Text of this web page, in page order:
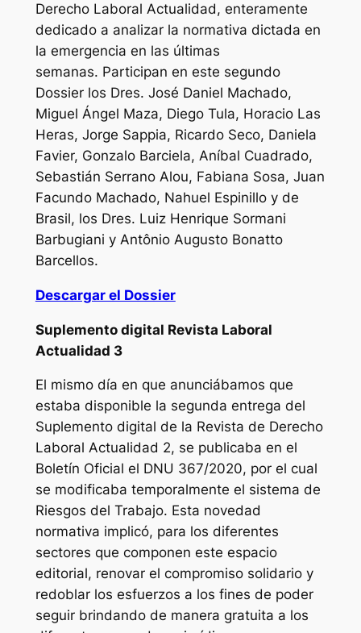
Derecho Laboral Actualidad, enteramente
dedicado a analizar la normativa dictada en
la emergencia en las últimas
semanas. Participan en este segundo
Dossier los Dres. José Daniel Machado,
Miguel Ángel Maza, Diego Tula, Horacio Las
Heras, Jorge Sappia, Ricardo Seco, Daniela
Favier, Gonzalo Barciela, Aníbal Cuadrado,
Sebastián Serrano Alou, Fabiana Sosa, Juan
Facundo Machado, Nahuel Espinillo y de
Brasil, los Dres. Luiz Henrique Sormani
Barbugiani y Antônio Augusto Bonatto
Barcellos.
Descargar el Dossier
Suplemento digital Revista Laboral
Actualidad 3
El mismo día en que anunciábamos que
estaba disponible la segunda entrega del
Suplemento digital de la Revista de Derecho
Laboral Actualidad 2, se publicaba en el
Boletín Oficial el DNU 367/2020, por el cual
se modificaba temporalmente el sistema de
Riesgos del Trabajo. Esta novedad
normativa implicó, para los diferentes
sectores que componen este espacio
editorial, renovar el compromiso solidario y
redoblar los esfuerzos a los fines de poder
seguir brindando de manera gratuita a los